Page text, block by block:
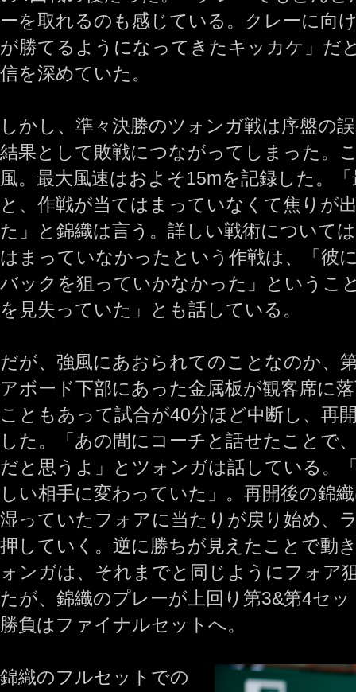
ーを取れるのも感じている。クレーに向
が勝てるようになってきたキッカケ」だ
信を深めていた。
しかし、準々決勝のツォンガ戦は序盤の
結果として敗戦につながってしまった。
風。最大風速はおよそ15mを記録した。
と、作戦が当てはまっていなくて焦りが
た」と錦織は言う。詳しい戦術について
はまっていなかったという作戦は、「彼
バックを狙っていかなかった」というこ
を見失っていた」とも話している。
だが、強風にあおられてのことなのか、
アボード下部にあった金属板が観客席に
こともあって試合が40分ほど中断し、再
した。「あの間にコーチと話せたことで
だと思うよ」とツォンガは話している。
しい相手に変わっていた」。再開後の錦
湿っていたフォアに当たりが戻り始め、
押していく。逆に勝ちが見えたことで動
ォンガは、それまでと同じようにフォア
たが、錦織のプレーが上回り第3&第4セ
勝負はファイナルセットへ。
錦織のフルセットでの